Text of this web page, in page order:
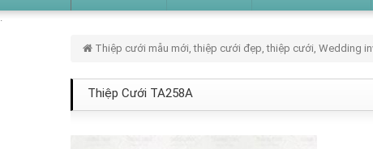
Thiệp cưới mẫu mới, thiệp cưới đẹp, thiệp cưới, Wedding
Thiệp Cưới TA258A